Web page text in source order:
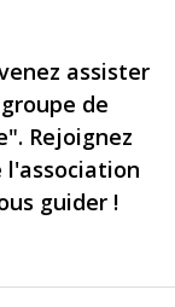
assister
de
Rejoignez
l'association
guider !